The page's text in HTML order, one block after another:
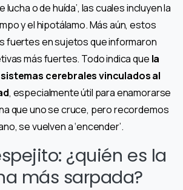
lucha o de huída’, las cuales incluyen la
y el hipotálamo. Más aún, estos
fuertes en sujetos que informaron
más fuertes. Todo indica que la
sistemas cerebrales vinculados al
, especialmente útil para enamorarse
que uno se cruce, pero recordemos
se vuelven a ‘encender’.
¿quién es la
más sarpada?